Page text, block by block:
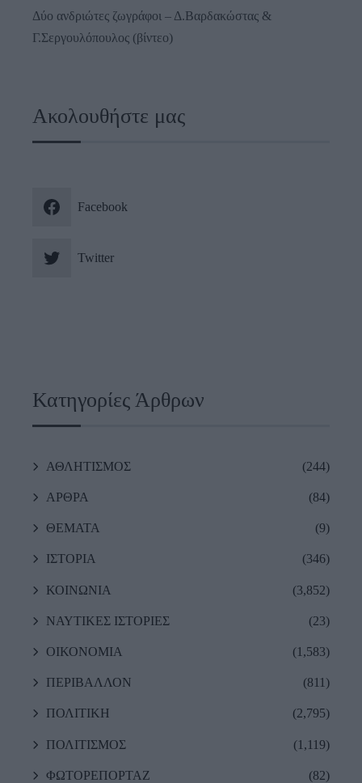
Δύο ανδριώτες ζωγράφοι – Δ.Βαρδακώστας &
Γ.Σεργουλόπουλος (βίντεο)
Ακολουθήστε μας
Facebook
Twitter
Κατηγορίες Άρθρων
ΑΘΛΗΤΙΣΜΟΣ (244)
ΑΡΘΡΑ (84)
ΘΕΜΑΤΑ (9)
ΙΣΤΟΡΙΑ (346)
ΚΟΙΝΩΝΙΑ (3,852)
ΝΑΥΤΙΚΕΣ ΙΣΤΟΡΙΕΣ (23)
ΟΙΚΟΝΟΜΙΑ (1,583)
ΠΕΡΙΒΑΛΛΟΝ (811)
ΠΟΛΙΤΙΚΗ (2,795)
ΠΟΛΙΤΙΣΜΟΣ (1,119)
ΦΩΤΟΡΕΠΟΡΤΑΖ (82)